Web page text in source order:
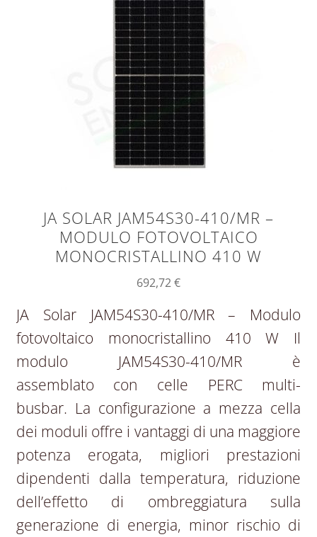
JA SOLAR JAM54S30-410/MR –
MODULO FOTOVOLTAICO
MONOCRISTALLINO 410 W
692,72€
JA Solar JAM54S30-410/MR – Modulo
fotovoltaico monocristallino 410 W Il
modulo JAM54S30-410/MR è
assemblato con celle PERC multi-
busbar. La configurazione a mezza cella
dei moduli offre i vantaggi di una maggiore
potenza erogata, migliori prestazioni
dipendenti dalla temperatura, riduzione
dell’effetto di ombreggiatura sulla
generazione di energia, minor rischio di